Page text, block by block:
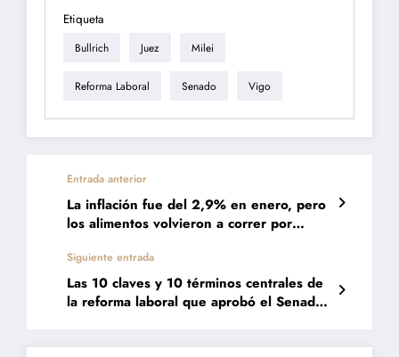
Etiqueta
Bullrich Juez Milei
Reforma Laboral Senado Vigo
Entrada anterior
La inflación fue del 2,9% en enero, pero
los alimentos volvieron a correr por
Siguiente entrada
Las 10 claves y 10 términos centrales de
la reforma laboral que aprobó el Senado